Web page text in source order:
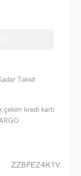
Taksit
kredi kartı
ZZBPEZ4K1V